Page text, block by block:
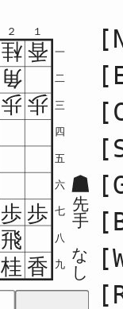
一
二
三
四
五
六
七
２
八
１
九
桂 香
角
歩 歩
歩 歩
飛
桂 香 し
な
手
先